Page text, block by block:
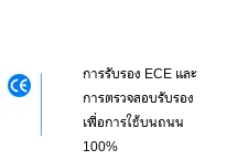
การรับรอง ECE และ
การตรวจสอบรับรอง
เพื่อการใช้บนถนน
100%